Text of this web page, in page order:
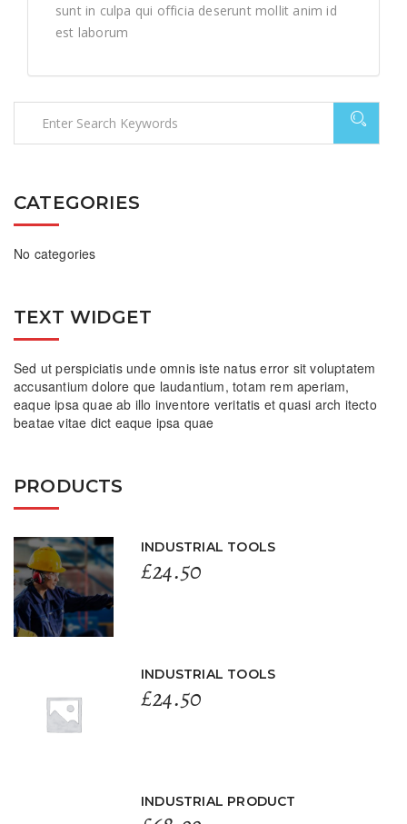
sunt in culpa qui officia deserunt mollit anim id
est laborum
CATEGORIES
No categories
TEXT WIDGET
Sed ut perspiciatis unde omnis iste natus error sit voluptatem
accusantium dolore que laudantium, totam rem aperiam,
eaque ipsa quae ab illo inventore veritatis et quasi arch itecto
beatae vitae dict eaque ipsa quae
PRODUCTS
INDUSTRIAL TOOLS
£24.50
INDUSTRIAL TOOLS
£24.50
INDUSTRIAL PRODUCT